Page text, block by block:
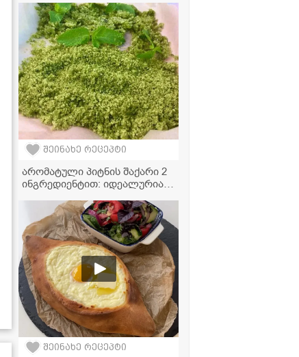
რომელსაც ღუმელი არ
სჭირდება!
შეინახე რეცეპტი
არომატული პიტნის შაქარი 2
ინგრედიენტით: იდეალურია
შეინახე რეცეპტი